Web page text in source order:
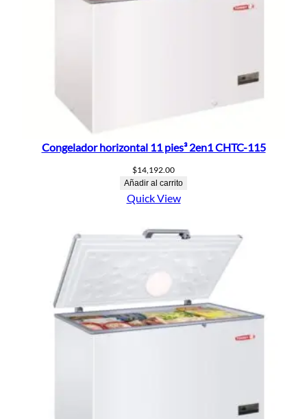
Congelador horizontal 11 pies³ 2en1 CHTC-115
$14,192.00
Añadir al carrito
Quick View